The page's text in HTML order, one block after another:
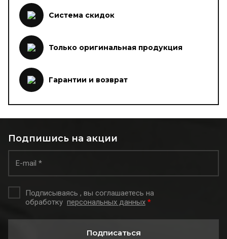
Система скидок
Только оригинальная продукция
Гарантии и возврат
Подпишись на акции
Подписываясь , вы соглашаетесь на
обработку персональных данных *
Подписаться